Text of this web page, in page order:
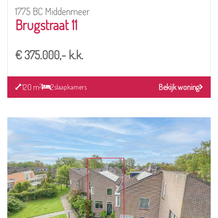
1775 BC Middenmeer
Brugstraat 11
€ 375.000,- k.k.
120 m2 2slaapkamers Bekijk woning
Bekijk
detail
pagina
van
Loodglans
40